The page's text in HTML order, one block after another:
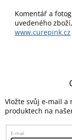
Komentář a
uvedeného
www.curepink.cz
Vložte svůj e-mail a
produktech na
E-mail